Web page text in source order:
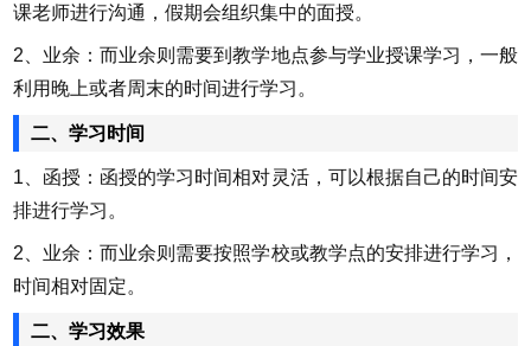
课老师进行沟通，假期会组织集中的面授。
2、业余：而业余则需要到教学地点参与学业授课学习，一般
利用晚上或者周末的时间进行学习。
二、学习时间
1、函授：函授的学习时间相对灵活，可以根据自己的时间安
排进行学习。
2、业余：而业余则需要按照学校或教学点的安排进行学习，
时间相对固定。
二、学习效果